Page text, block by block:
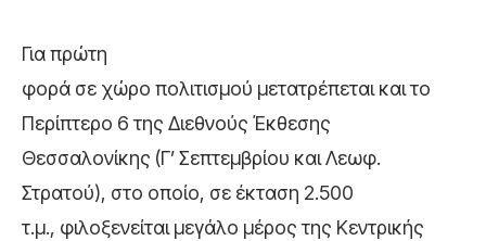
Για πρώτη
φορά σε χώρο πολιτισμού μετατρέπεται και το
Περίπτερο 6 της Διεθνούς Έκθεσης
Θεσσαλονίκης (Γ’ Σεπτεμβρίου και Λεωφ.
Στρατού), στο οποίο, σε έκταση 2.500
τ.μ., φιλοξενείται μεγάλο μέρος της Κεντρικής